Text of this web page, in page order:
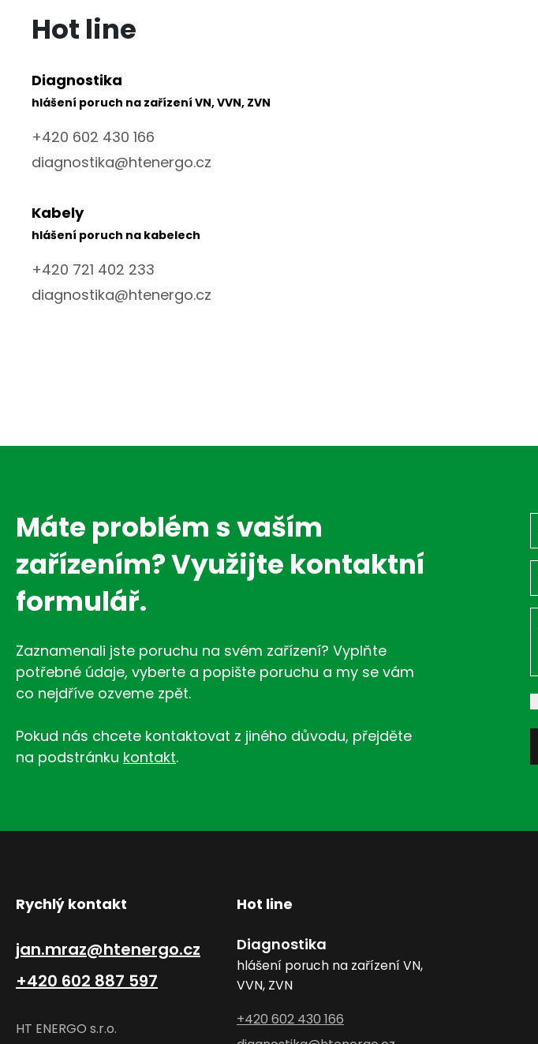
Hot line
Diagnostika
hlášení poruch na zařízení VN, VVN, ZVN
+420 602 430 166
diagnostika@htenergo.cz
Kabely
hlášení poruch na kabelech
+420 721 402 233
diagnostika@htenergo.cz
Máte problém s vaším
zařízením? Využijte kontaktní
formulář.
Zaznamenali jste poruchu na svém zařízení? Vyplňte
potřebné údaje, vyberte a popište poruchu a my se vám
co nejdříve ozveme zpět.
Pokud nás chcete kontaktovat z jiného důvodu, přejděte
na podstránku kontakt.
Rychlý kontakt
jan.mraz@htenergo.cz
+420 602 887 597
HT ENERGO s.r.o.
Hot line
Diagnostika
hlášení poruch na zařízení VN,
VVN, ZVN
+420 602 430 166